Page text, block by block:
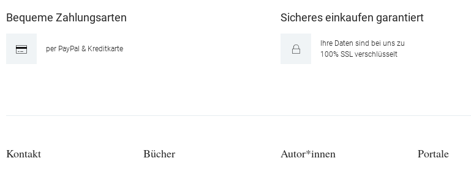
Bequeme Zahlungsarten
per PayPal & Kreditkarte
Sicheres einkaufen garantiert
Ihre Daten sind bei uns zu
100% SSL verschlüsselt
Kontakt Bücher Autor*innen Portale